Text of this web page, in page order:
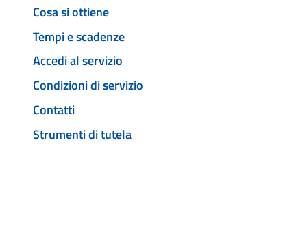
Cosa si ottiene
Tempi e scadenze
Accedi al servizio
Condizioni di servizio
Contatti
Strumenti di tutela